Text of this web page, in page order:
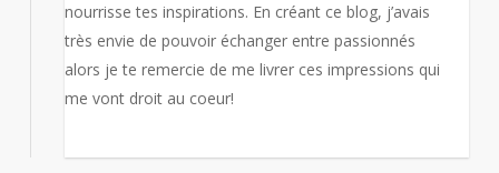
nourrisse tes inspirations. En créant ce blog, j’avais
très envie de pouvoir échanger entre passionnés
alors je te remercie de me livrer ces impressions qui
me vont droit au coeur!